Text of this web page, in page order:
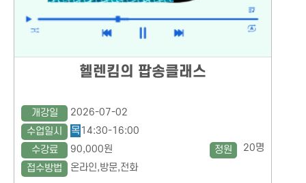
헬렌킴의 팝송클래스
개강일
2026-07-02
수업일시
목14:30-16:00
수강료
90,000원 정원
20명
접수방법
온라인,방문,전화